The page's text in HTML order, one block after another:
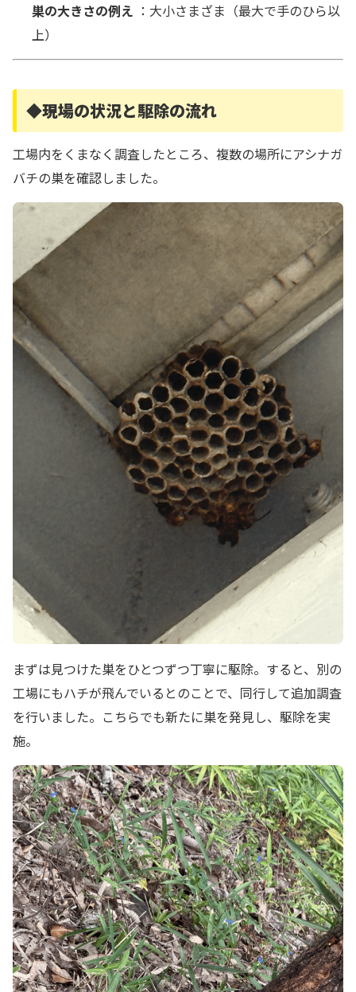
巣の大きさの例え ：大小さまざま（最大で手のひら以
上）
◆現場の状況と駆除の流れ
工場内をくまなく調査したところ、複数の場所にアシナガ
バチの巣を確認しました。
まずは見つけた巣をひとつずつ丁寧に駆除。すると、別の
工場にもハチが飛んでいるとのことで、同行して追加調査
を行いました。こちらでも新たに巣を発見し、駆除を実
施。